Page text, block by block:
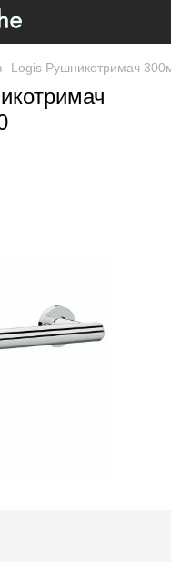
Logis Рушникотримач